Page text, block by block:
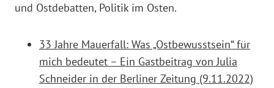
und Ostdebatten, Politik im Osten.
33 Jahre Mauerfall: Was „Ostbewusstsein“ für
mich bedeutet – Ein Gastbeitrag von Julia
Schneider in der Berliner Zeitung (9.11.2022)